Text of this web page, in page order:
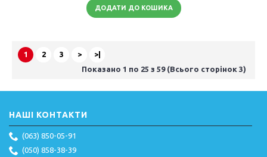
ДОДАТИ ДО КОШИКА
1 2 3 >
>|
Показано 1 по 25 з 59 (Всього сторінок 3)
НАШІ КОНТАКТИ
(063) 850-05-91
(050) 858-38-39